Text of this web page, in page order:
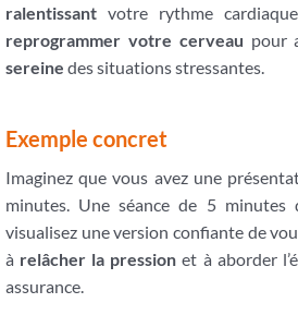
ralentissantvotre rythme
reprogrammer votre cerveau pour
sereine des situations stressantes.
Exemple concret
Imaginez que vous avez une
minutes. Une séance de 5 minutes
visualisez une version confiante de
à relâcher la pression et à aborder
assurance.